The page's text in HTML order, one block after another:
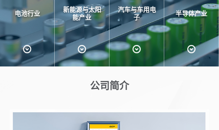
电池行业
新能源与太阳
能产业
汽车与车用电
子
半导体产业
公司简介